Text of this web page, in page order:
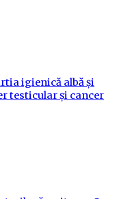
igienică albă și
testicular și cancer